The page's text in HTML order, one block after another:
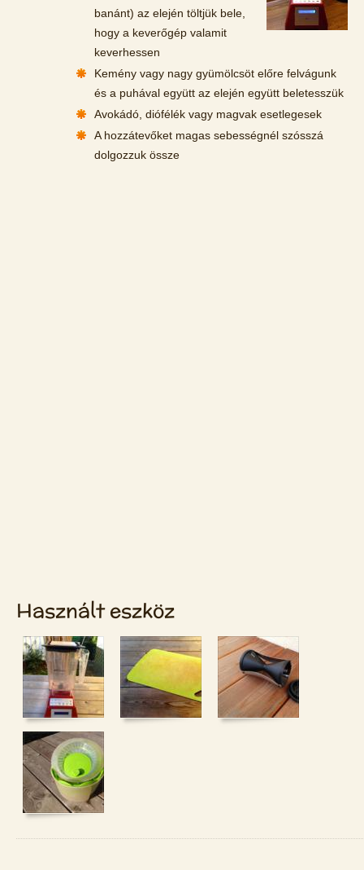
banánt) az elején töltjük bele,
hogy a keverőgép valamit
keverhessen
Kemény vagy nagy gyümölcsöt előre felvágunk
és a puhával együtt az elején együtt beletesszük
Avokádó, diófélék vagy magvak esetlegesek
A hozzátevőket magas sebességnél szósszá
dolgozzuk össze
Használt eszköz